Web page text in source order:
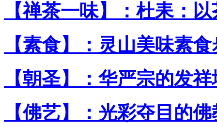
【禅茶一味】：杜耒：
【素食】：灵山美味素
【朝圣】：华严宗的发
【佛艺】：光彩夺目的